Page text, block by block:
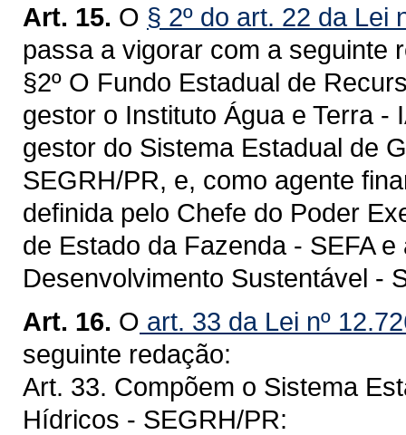
Art. 15. O § 2º do art. 22 da Lei
passa a vigorar com a seguinte
§2º O Fundo Estadual de
gestor o Instituto Água e Terra -
gestor do Sistema Estadual de
SEGRH/PR, e, como agente
definida pelo Chefe do Poder
de Estado da Fazenda - SEFA
Desenvolvimento Sustentável -
Art. 16. O art. 33 da Lei nº
seguinte redação:
Art. 33. Compõem o Sistema
Hídricos - SEGRH/PR: